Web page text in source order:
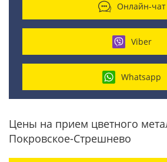
Онлайн-чат
Viber
Whatsapp
Цены на прием цветного
Покровское-Стрешнево